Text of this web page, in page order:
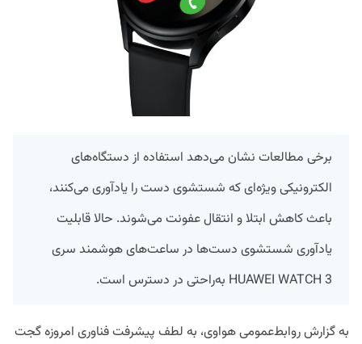
برخی مطالعات نشان می‌دهد استفاده از دستگاه‌های
الکترونیکی ویژه‌ای که شستشوی دست را یادآوری می‌کنند،
باعث کاهش ابتلا و انتقال عفونت می‌شوند. حالا قابلیت
یادآوری شستشوی دست‌ها در ساعت‌های هوشمند سری
HUAWEI WATCH 3 به‌راحتی در دسترس است.
به گزارش روابط‌عمومی هواوی، به لطف پیشرفت فناوری امروزه گجت